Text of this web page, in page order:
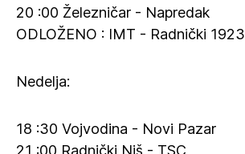
20 :00 Železničar - Napredak
ODLOŽENO : IMT - Radnički 1923
Nedelja:
18 :30 Vojvodina - Novi Pazar
21 :00 Radnički Niš - TSC